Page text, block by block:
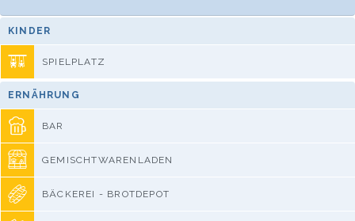
KINDER
SPIELPLATZ
ERNÄHRUNG
BAR
GEMISCHTWARENLADEN
BÄCKEREI - BROTDEPOT